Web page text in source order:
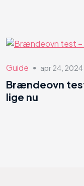
Guide ● apr 24, 2024
Brændeovn
lige nu